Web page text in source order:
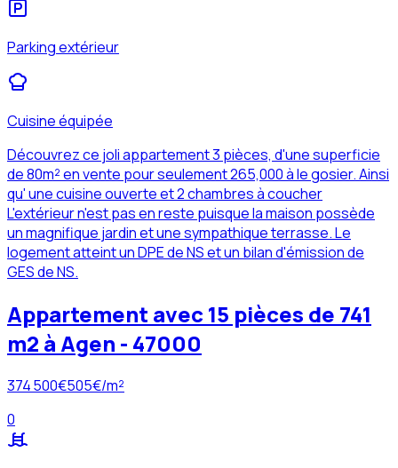
Parking extérieur
Cuisine équipée
Découvrez ce joli appartement 3 pièces, d'une superficie
de 80m² en vente pour seulement 265,000 à le gosier. Ainsi
qu' une cuisine ouverte et 2 chambres à coucher
L'extérieur n'est pas en reste puisque la maison possède
un magnifique jardin et une sympathique terrasse. Le
logement atteint un DPE de NS et un bilan d'émission de
GES de NS.
Appartement avec 15 pièces de 741
m2 à Agen - 47000
374 500€505€/m²
0